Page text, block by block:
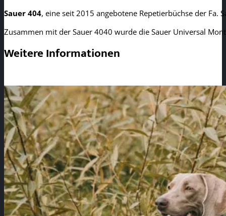
Sauer 404, eine seit 2015 angebotene Repetierbüchse der Fa.
Zusammen mit der Sauer 4040 wurde die Sauer Universal
Weitere Informationen